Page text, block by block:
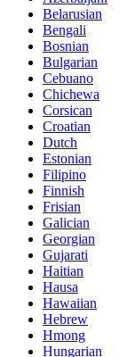
Belarusian
Bengali
Bosnian
Bulgarian
Cebuano
Chichewa
Corsican
Croatian
Dutch
Estonian
Filipino
Finnish
Frisian
Galician
Georgian
Gujarati
Haitian
Hausa
Hawaiian
Hebrew
Hmong
Hungarian